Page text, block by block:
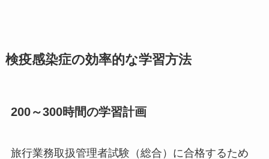
検疫感染症の効率的な学習方法
200～300時間の学習計画
旅行業務取扱管理者試験（総合）に合格するため